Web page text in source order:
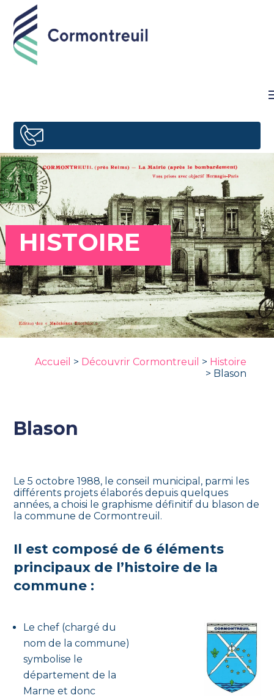
HISTOIRE
Accueil > Découvrir Cormontreuil > Histoire
> Blason
Blason
Le 5 octobre 1988, le conseil municipal, parmi les
différents projets élaborés depuis quelques
années, a choisi le graphisme définitif du blason de
la commune de Cormontreuil.
Il est composé de 6 éléments
principaux de l’histoire de la
commune :
Le chef (chargé du
nom de la commune)
symbolise le
département de la
Marne et donc